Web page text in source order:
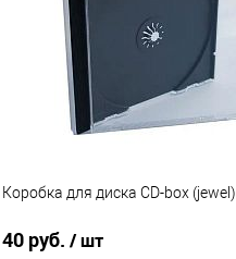
Коробка для диска CD-box (jewel)
40 руб. / шт